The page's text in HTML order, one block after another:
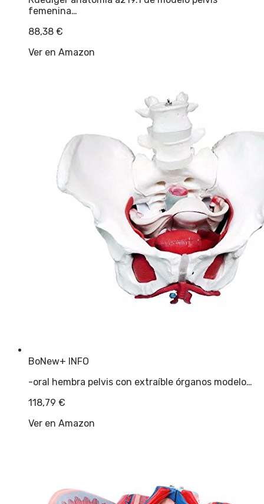
femenina…
88,38 €
Ver en Amazon
BoNew+ INFO
-oral hembra pelvis con extraíble órganos modelo…
118,79 €
Ver en Amazon